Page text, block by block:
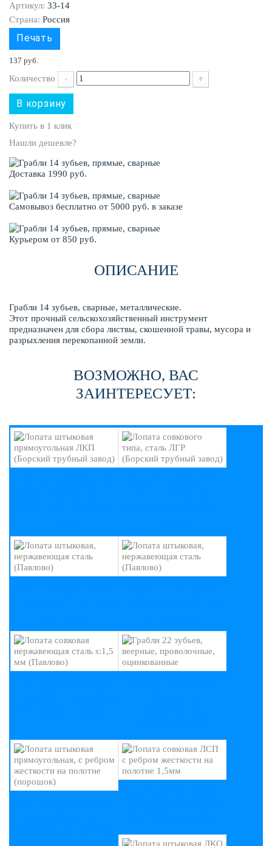
Артикул: 33-14
Страна: Россия
Печать
137 руб.
Количество - +
В корзину
Купить в 1 клик
Нашли дешевле?
Доставка 1990 руб.
Самовывоз бесплатно от 5000 руб. в заказе
Курьером от 850 руб.
ОПИСАНИЕ
Грабли 14 зубьев, сварные, металлические.
Этот прочный сельскохозяйственный инструмент
предназначен для сбора листвы, скошенной травы, мусора и
разрыхления перекопанной земли.
ВОЗМОЖНО, ВАС
ЗАИНТЕРЕСУЕТ: